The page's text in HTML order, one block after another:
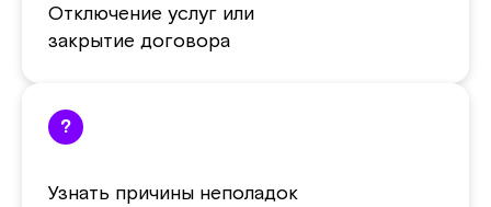
Отключение услуг или
закрытие договора
?
Узнать причины неполадок